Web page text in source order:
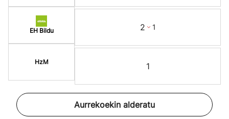
EH Bildu
HzM
2 1
1
Aurrekoekin alderatu